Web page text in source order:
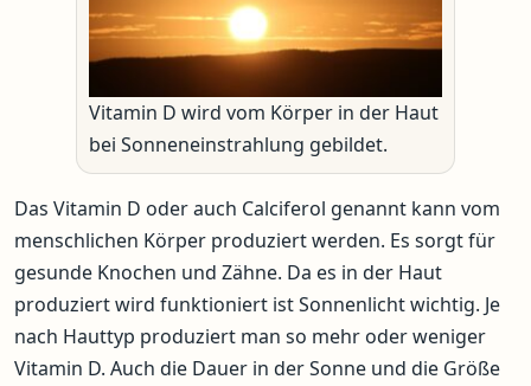
Vitamin D wird vom Körper in der Haut
bei Sonneneinstrahlung gebildet.
Das Vitamin D oder auch Calciferol genannt kann vom
menschlichen Körper produziert werden. Es sorgt für
gesunde Knochen und Zähne. Da es in der Haut
produziert wird funktioniert ist Sonnenlicht wichtig. Je
nach Hauttyp produziert man so mehr oder weniger
Vitamin D. Auch die Dauer in der Sonne und die Größe